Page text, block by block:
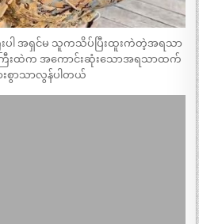
ပါ အရှင်မ သူကသိပ်ပြီးထူးကဲတဲ့အရသာ
ြီးထဲက အကောင်းဆုံးသောအရသာထက်
ားစွာသာလွန်ပါတယ်